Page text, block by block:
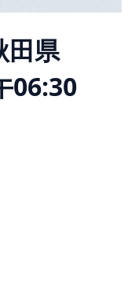
田県
06:30